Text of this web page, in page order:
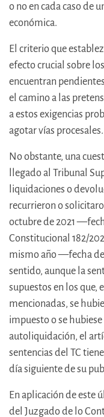
o no en cada caso de
económica.
El criterio que
efecto crucial sobre
encuentran
el camino a las
a estos exigencias
agotar vías procesales.
No obstante, una
llegado al Tribunal
liquidaciones o
recurrieron o
octubre de 2021
Constitucional 182/
mismo año —fecha de
sentido, aunque la
supuestos en los que,
mencionadas, se
impuesto o se
autoliquidación, el
sentencias del TC
día siguiente de su
En aplicación de este
del Juzgado de lo